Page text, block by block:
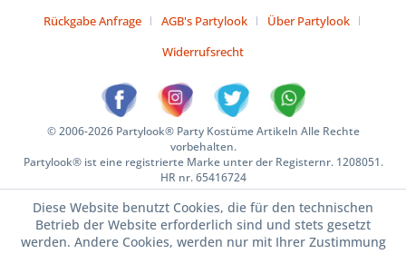
Rückgabe Anfrage
AGB's Partylook
Über Partylook
Widerrufsrecht
© 2006-2026 Partylook® Party Kostüme Artikeln Alle Rechte
vorbehalten.
Partylook® ist eine registrierte Marke unter der Registernr. 1208051.
HR nr. 65416724
Diese Website benutzt Cookies, die für den technischen
Betrieb der Website erforderlich sind und stets gesetzt
werden. Andere Cookies, werden nur mit Ihrer Zustimmung